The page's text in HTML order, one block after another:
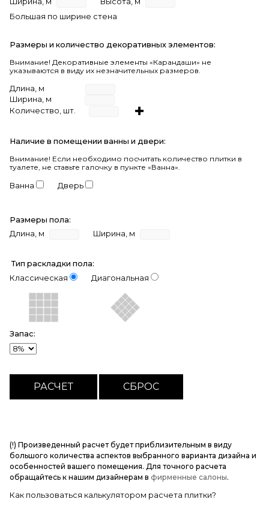
Большая по ширине стена
Размеры и количество декоративных элементов:
Внимание! Декоративные элементы «Карандаши» не
указываются в виду их незначительных размеров.
Длина, м
Ширина, м
Количество, шт.
Наличие в помещении ванны и двери:
Внимание! Если необходимо посчитать количество плитки в
туалете, не ставьте галочку в пункте «Ванна».
Ванна Дверь
Размеры пола:
Длина, м
Ширина, м
Тип раскладки пола:
Классическая
Диагональная
Запас:
(!) Произведенный расчет будет приблизительным в виду
большого количества аспектов выбранного варианта дизайна и
особенностей вашего помещения. Для точного расчета
обращайтесь к нашим дизайнерам в фирменные салоны.
Как пользоваться калькулятором расчета плитки?